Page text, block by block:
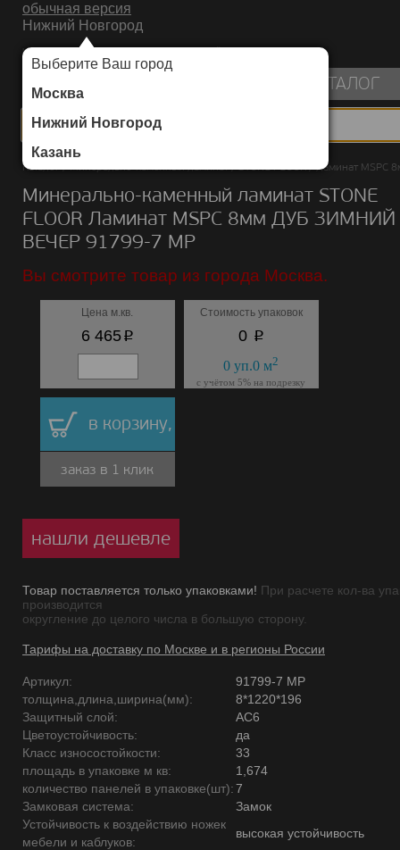
обычная версия
Нижний Новгород
Выберите Ваш город
Москва
Нижний Новгород
Казань
ИНТЕРНЕТ-МАГАЗИН НАПОЛЬНЫХ ПОКРЫТИЙ
КАТАЛОГ
Каталог/Минерально-каменный ламинат/STONE FLOOR/Ламинат MSPC
Минерально-каменный ламинат STONE
FLOOR Ламинат MSPC 8мм ДУБ ЗИМНИЙ
ВЕЧЕР 91799-7 MP
Вы смотрите товар из города Москва.
Цена м.кв.
6 465p
Стоимость упаковок
0 p
0 уп.0 м2
с учётом 5% на подрезку
в корзину,
заказ в 1 клик
нашли дешевле
Товар поставляется только упаковками! При расчете кол-ва
производится
округление до целого числа в большую сторону.
Тарифы на доставку по Москве и в регионы России
Артикул:
91799-7 MP
толщина,длина,ширина(мм):
8*1220*196
Защитный слой:
AC6
Цветоустойчивость:
да
Класс износостойкости:
33
площадь в упаковке м кв:
1,674
количество панелей в упаковке(шт):7
Замковая система:
Замок
Устойчивость к воздействию ножек
мебели и каблуков:
высокая устойчивость